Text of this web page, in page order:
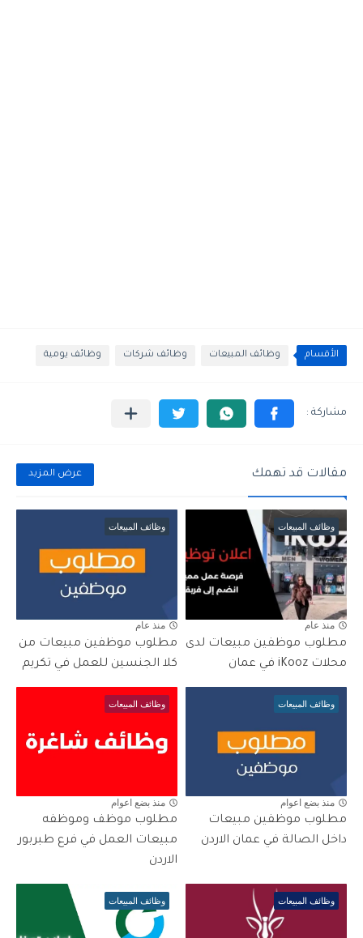
الأقسام وظائف المبيعات وظائف شركات وظائف يومية
مقالات قد تهمك عرض المزيد
وظائف المبيعات
منذ عام
مطلوب موظفين مبيعات لدى
محلات iKooz في عمان
وظائف المبيعات
منذ عام
مطلوب موظفين مبيعات من
كلا الجنسين للعمل في تكريم
وظائف المبيعات
منذ بضع اعوام
مطلوب موظفين مبيعات
داخل الصالة في عمان الاردن
وظائف المبيعات
منذ بضع اعوام
مطلوب موظف وموظفه
مبيعات العمل في فرع طبربور
الاردن
وظائف المبيعات وظائف المبيعات